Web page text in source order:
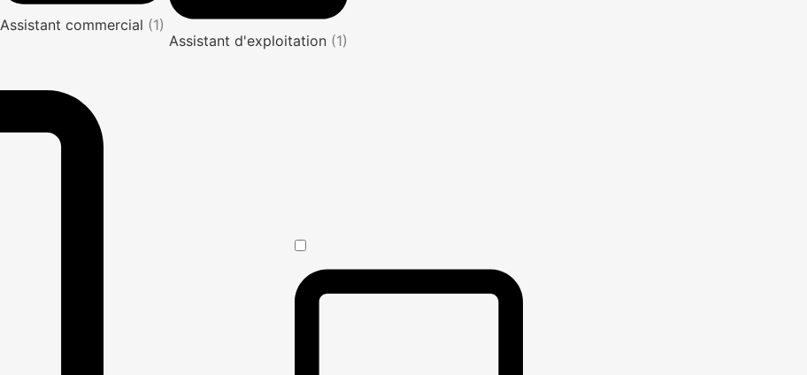
Assistant commercial (1)
Assistant d'exploitation (1)